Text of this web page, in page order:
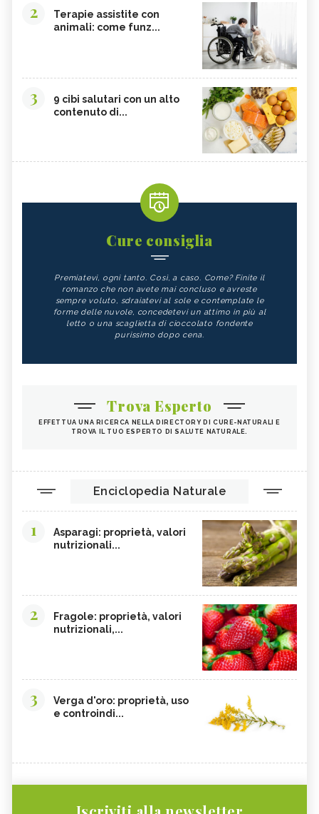
2
Terapie assistite con
animali: come funz...
3
9 cibi salutari con un alto
contenuto di...
Cure consiglia
Premiatevi, ogni tanto. Così, a caso. Come? Finite il
romanzo che non avete mai concluso e avreste
sempre voluto, sdraiatevi al sole e contemplate le
forme delle nuvole, concedetevi un attimo in più al
letto o una scaglietta di cioccolato fondente
purissimo dopo cena.
Trova Esperto
EFFETTUA UNA RICERCA NELLA DIRECTORY DI CURE-NATURALI E
TROVA IL TUO ESPERTO DI SALUTE NATURALE.
Enciclopedia Naturale
1
Asparagi: proprietà, valori
nutrizionali...
2
Fragole: proprietà, valori
nutrizionali,...
3
Verga d'oro: proprietà, uso
e controindi...